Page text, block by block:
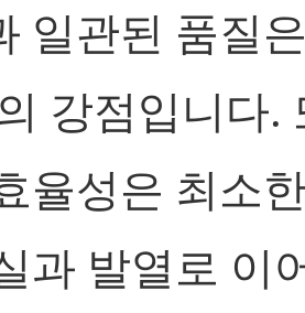
일관된 품질
강점입니다.
율성은 최소
과 발열로 이